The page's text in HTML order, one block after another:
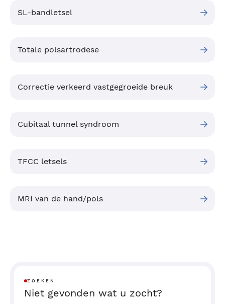
SL-bandletsel
Totale polsartrodese
Correctie verkeerd vastgegroeide breuk
Cubitaal tunnel syndroom
TFCC letsels
MRI van de hand/pols
ZOEKEN
Niet gevonden wat u zocht?